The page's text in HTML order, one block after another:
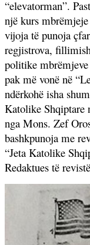
“elevatorman”.
një kurs
vijoja të punoja
regjistrova,
politike
pak më vonë në
ndërkohë isha
Katolike Shqiptare
nga Mons. Zef
bashkpunoja me
“Jeta Katolike
Redaktues të